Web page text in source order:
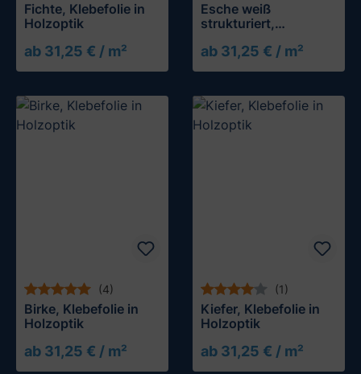
Fichte, Klebefolie in
Holzoptik
ab 31,25 € / m²
Muster testen
Esche weiß
strukturiert,
Holzoptik
ab 31,25 € / m²
Muster testen
(4)
Birke, Klebefolie in
Holzoptik
ab 31,25 € / m²
Muster testen
(1)
Kiefer, Klebefolie in
Holzoptik
ab 31,25 € / m²
Muster testen